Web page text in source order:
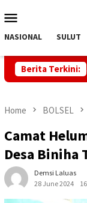
to
Menu
NASIONAL SULUT
Berita Terkini:
Kesehatan
Home BOLSEL
Camat
Desa Biniha
Demsi Laluas
28 June 2024